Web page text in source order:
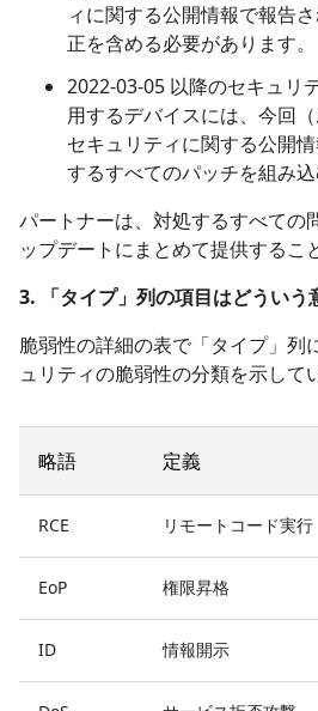
ィに関する公開情報で報告
正を含める必要があります。
2022-03-05 以降のセキュリ
用するデバイスには、今回
セキュリティに関する公開
するすべてのパッチを組み込
パートナーは、対処するすべての
ップデートにまとめて提供するこ
3. 「タイプ」 列の項目はどういう
脆弱性の詳細の表で「タイプ」 列
ュリティの脆弱性の分類を示して
略語 定義
RCE リモートコード実行
EoP 権限昇格
ID 情報開示